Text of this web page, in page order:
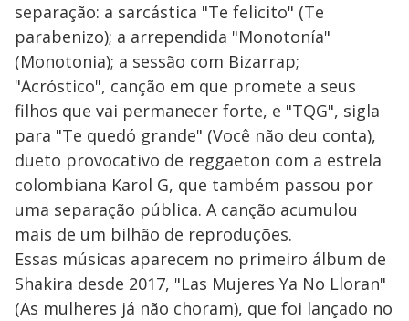
separação: a sarcástica "Te felicito" (Te
parabenizo); a arrependida "Monotonía"
(Monotonia); a sessão com Bizarrap;
"Acróstico", canção em que promete a seus
filhos que vai permanecer forte, e "TQG", sigla
para "Te quedó grande" (Você não deu conta),
dueto provocativo de reggaeton com a estrela
colombiana Karol G, que também passou por
uma separação pública. A canção acumulou
mais de um bilhão de reproduções.
Essas músicas aparecem no primeiro álbum de
Shakira desde 2017, "Las Mujeres Ya No Lloran"
(As mulheres já não choram), que foi lançado no